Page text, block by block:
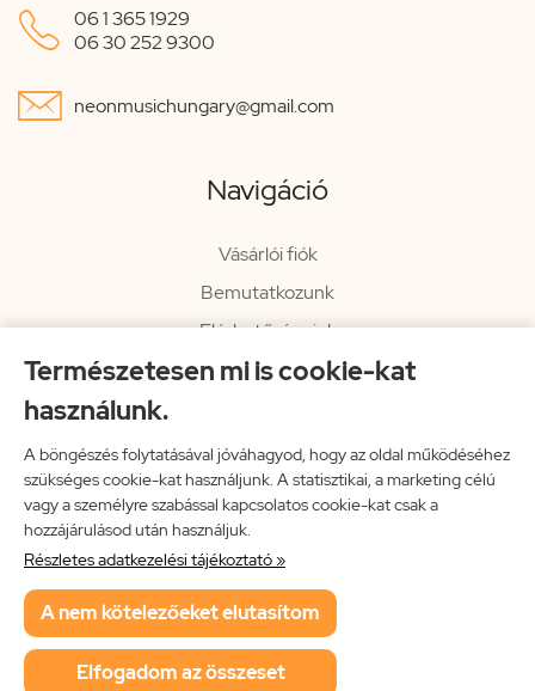
Természetesen mi is cookie-kat
használunk.
A böngészés folytatásával jóváhagyod, hogy az oldal működéséhez
szükséges cookie-kat használjunk. A statisztikai, a marketing célú
vagy a személyre szabással kapcsolatos cookie-kat csak a
hozzájárulásod után használjuk.
Részletes adatkezelési tájékoztató »
A nem kötelezőeket elutasítom
Elfogadom az összeset
 06 1 365 1929
06 30 252 9300
 neonmusichungary@gmail.com
Navigáció
Vásárlói fiók
Bemutatkozunk
Elérhetőségeink
Hírlevél
Impresszum
Vissza a főoldalra
Neon Music Hungary Bt.
ÁSZF
Adatkezelési tájékoztató